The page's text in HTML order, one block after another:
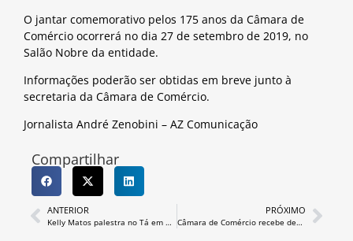
O jantar comemorativo pelos 175 anos da Câmara de
Comércio ocorrerá no dia 27 de setembro de 2019, no
Salão Nobre da entidade.
Informações poderão ser obtidas em breve junto à
secretaria da Câmara de Comércio.
Jornalista André Zenobini – AZ Comunicação
Compartilhar
ANTERIOR
Kelly Matos palestra no Tá em Pauta
PRÓXIMO
Câmara de Comércio recebe deputado Alceu Moreira